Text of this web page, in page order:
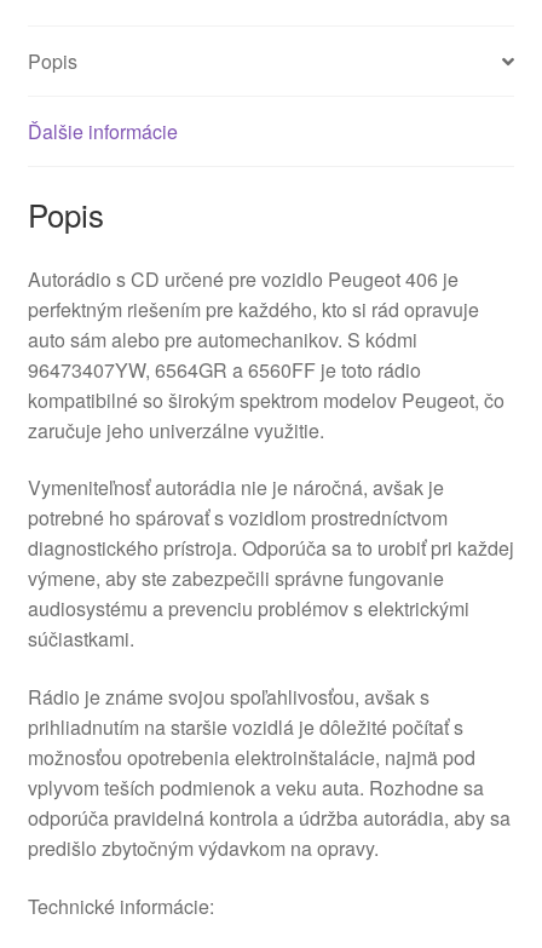
Popis
Ďalšie informácie
Popis
Autorádio s CD určené pre vozidlo Peugeot 406 je
perfektným riešením pre každého, kto si rád opravuje
auto sám alebo pre automechanikov. S kódmi
96473407YW, 6564GR a 6560FF je toto rádio
kompatibilné so širokým spektrom modelov Peugeot, čo
zaručuje jeho univerzálne využitie.
Vymeniteľnosť autorádia nie je náročná, avšak je
potrebné ho spárovať s vozidlom prostredníctvom
diagnostického prístroja. Odporúča sa to urobiť pri každej
výmene, aby ste zabezpečili správne fungovanie
audiosystému a prevenciu problémov s elektrickými
súčiastkami.
Rádio je známe svojou spoľahlivosťou, avšak s
prihliadnutím na staršie vozidlá je dôležité počítať s
možnosťou opotrebenia elektroinštalácie, najmä pod
vplyvom teších podmienok a veku auta. Rozhodne sa
odporúča pravidelná kontrola a údržba autorádia, aby sa
predišlo zbytočným výdavkom na opravy.
Technické informácie: